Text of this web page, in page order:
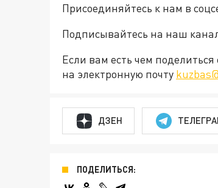
Присоединяйтесь к нам в
Подписывайтесь на наш
Если вам есть чем
на электронную почту
ДЗЕН
ПОДЕЛИТЬСЯ: